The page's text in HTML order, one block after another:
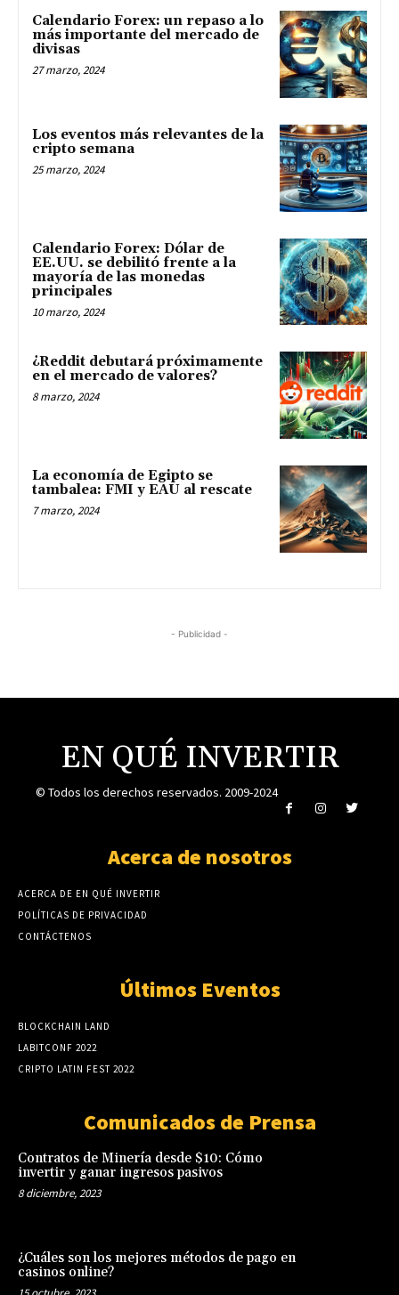
Calendario Forex: un repaso a lo
más importante del mercado de
divisas
27 marzo, 2024
Los eventos más relevantes de la
cripto semana
25 marzo, 2024
Calendario Forex: Dólar de
EE.UU. se debilitó frente a la
mayoría de las monedas
principales
10 marzo, 2024
¿Reddit debutará próximamente
en el mercado de valores?
8 marzo, 2024
La economía de Egipto se
tambalea: FMI y EAU al rescate
7 marzo, 2024
- Publicidad -
EN QUÉ INVERTIR
© Todos los derechos reservados. 2009-2024
Acerca de nosotros
ACERCA DE EN QUÉ INVERTIR
POLÍTICAS DE PRIVACIDAD
CONTÁCTENOS
Últimos Eventos
BLOCKCHAIN LAND
LABITCONF 2022
CRIPTO LATIN FEST 2022
Comunicados de Prensa
Contratos de Minería desde $10: Cómo
invertir y ganar ingresos pasivos
8 diciembre, 2023
¿Cuáles son los mejores métodos de pago en
casinos online?